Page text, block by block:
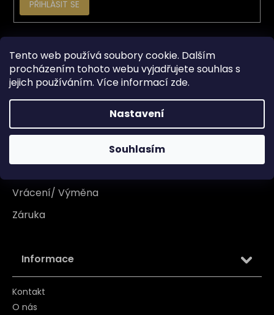
Tento web používá soubory cookie. Dalším
procházením tohoto webu vyjadřujete souhlas s
jejich používáním. Více informací zde.
Nastavení
Souhlasím
PŘIHLÁSIT SE
Vše o nákupu
Doprava
Garance originality
Platba
Vrácení/ Výměna
Záruka
Informace
Kontakt
O nás